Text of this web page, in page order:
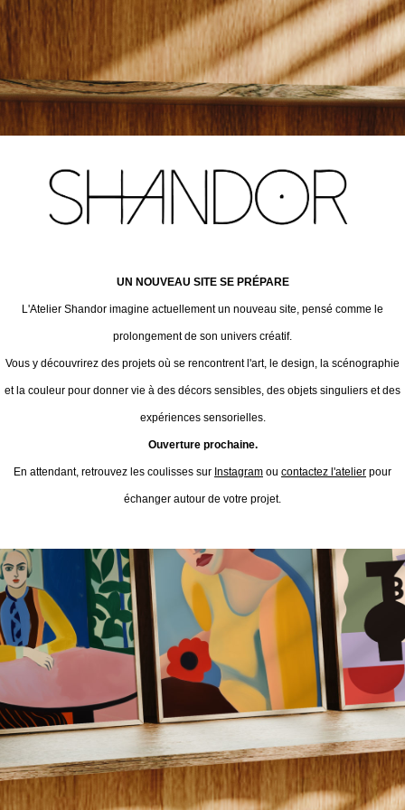
UN NOUVEAU SITE SE PRÉPARE
L'Atelier Shandor imagine actuellement un nouveau site, pensé comme le
prolongement de son univers créatif.
Vous y découvrirez des projets où se rencontrent l'art, le design, la scénographie
et la couleur pour donner vie à des décors sensibles, des objets singuliers et des
expériences sensorielles.
Ouverture prochaine.
En attendant, retrouvez les coulisses sur Instagram ou contactez l'atelier pour
échanger autour de votre projet.